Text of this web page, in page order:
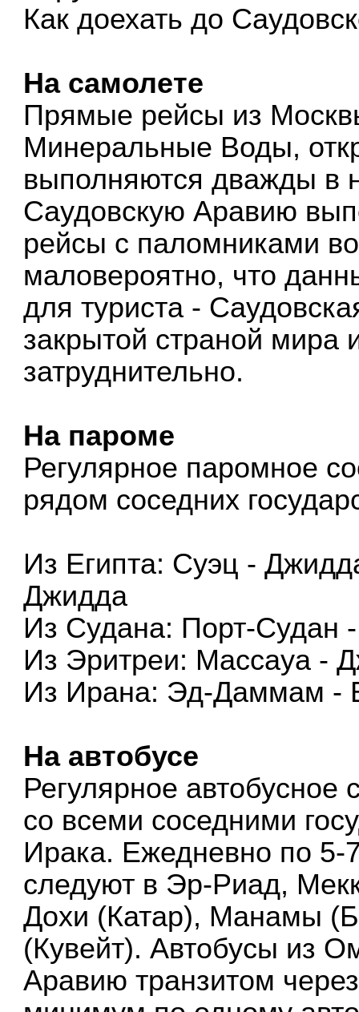
Как доехать до
На самолете
Прямые рейсы из
Минеральные Воды,
выполняются дважды в
Саудовскую Аравию
рейсы с паломниками
маловероятно, что
для туриста -
закрытой страной мира
затруднительно.
На пароме
Регулярное паромное
рядом соседних
Из Египта: Суэц -
Джидда
Из Судана: Порт-Судан
Из Эритреи: Массауа -
Из Ирана: Эд-Даммам -
На автобусе
Регулярное
со всеми соседними
Ирака. Ежедневно по 5-
следуют в Эр-Риад,
Дохи (Катар), Манамы
(Кувейт). Автобусы из
Аравию транзитом